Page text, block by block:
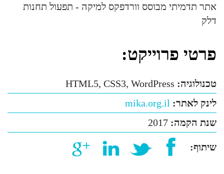
אתר תדמיתי מבוסס וורדפקס למיקה - תפעול תחנות
דלק
פרטי פרוייקט:
טכנולוגיה: HTML5, CSS3, WordPress
לינק לאתר: mika.org.il
שנת הקמה: 2017
שיתוף: